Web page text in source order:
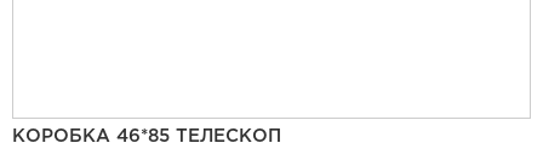
КОРОБКА 46*85 ТЕЛЕСКОП